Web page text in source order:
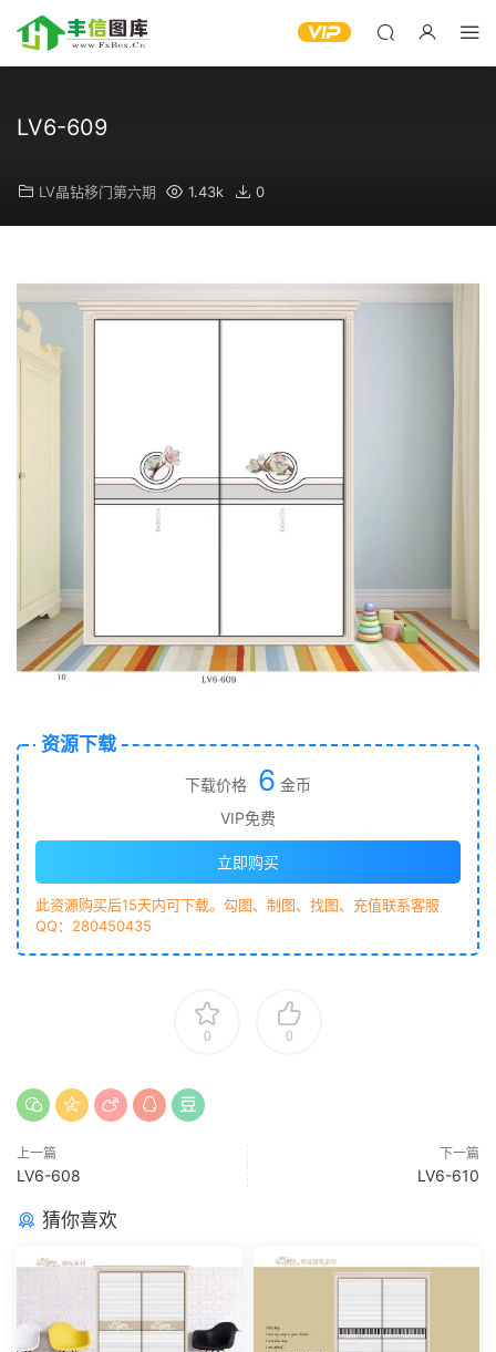
LV6-609
LV晶钻移门第六期 1.43k 0
资源下载
下载价格 6 金币
VIP免费
立即购买
此资源购买后15天内可下载。勾图、制图、找图、充值联系客服
QQ：280450435
0 0
上一篇
LV6-608
下一篇
LV6-610
猜你喜欢